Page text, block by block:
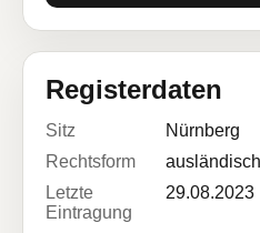
Registerdaten
Sitz
Nürnberg
Rechtsform
Letzte
Eintragung
29.08.2023